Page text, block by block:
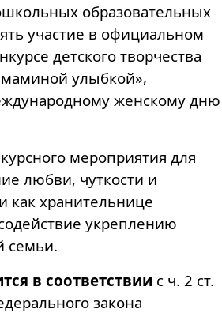
образовательных
участие в официальном
детского творчества
улыбкой»,
женскому дню
мероприятия для
любви, чуткости и
как хранительнице
укреплению
семьи.
в соответствии с ч. 2 ст.
закона